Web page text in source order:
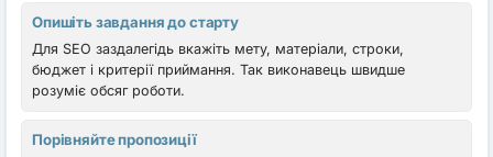
Опишіть завдання до старту
Для SEO заздалегідь вкажіть мету, матеріали, строки,
бюджет і критерії приймання. Так виконавець швидше
розуміє обсяг роботи.
Порівняйте пропозиції